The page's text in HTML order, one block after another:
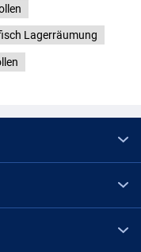
Lagerräumung